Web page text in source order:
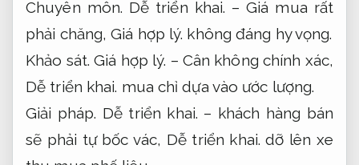
Chuyên môn. Dễ triển khai. – Giá mua rất
phải chăng,Giá hợp lý. không đáng hy vọng.
Khảo sát. Giá hợp lý. – Cân không chính xác,
Dễ triển khai. mua chỉ dựa vào ước lượng.
Giải pháp. Dễ triển khai. – khách hàng bán
sẽ phải tự bốc vác, Dễ triển khai. dỡ lên xe